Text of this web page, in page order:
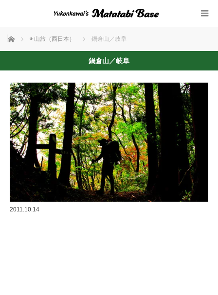
ホーム ◉ 山旅（西日本） 鍋倉山／岐阜
鍋倉山／岐阜
2011.10.14